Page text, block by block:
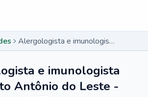
Alergologista e imunologista em Santo Antônio do Leste - MT
e imunologista
Antônio do Leste -